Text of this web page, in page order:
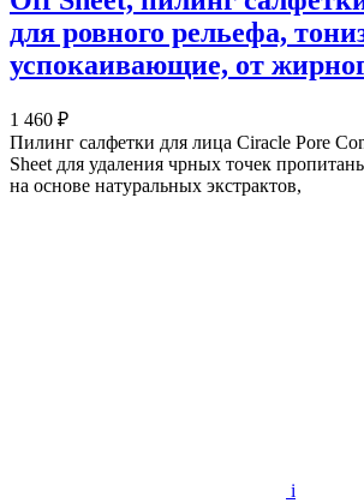
для ровного рельефа,
успокаивающие, от
1 460 ₽
Пилинг салфетки для лица Ciracle Pore
Sheet для удаления чрных точек
на основе натуральных экстрактов,
i